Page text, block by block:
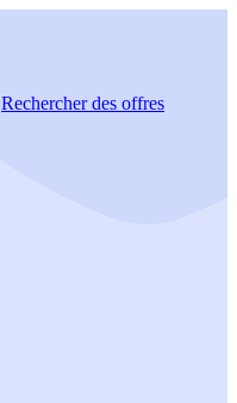
Rechercherdes offres